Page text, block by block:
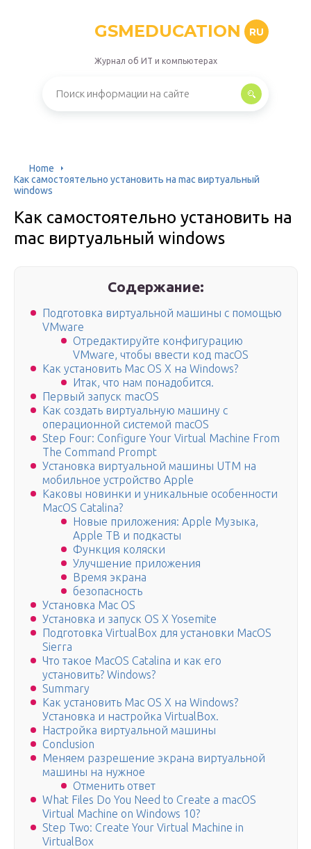
GSMEDUCATION RU
Журнал об ИТ и компьютерах
Home
Как самостоятельно установить на mac виртуальный
windows
Как самостоятельно установить на
mac виртуальный windows
Содержание:
Подготовка виртуальной машины с помощью
VMware
Отредактируйте конфигурацию
VMware, чтобы ввести код macOS
Как установить Mac OS X на Windows?
Итак, что нам понадобится.
Первый запуск macOS
Как создать виртуальную машину с
операционной системой macOS
Step Four: Configure Your Virtual Machine From
The Command Prompt
Установка виртуальной машины UTM на
мобильное устройство Apple
Каковы новинки и уникальные особенности
MacOS Catalina?
Новые приложения: Apple Музыка,
Apple ТВ и подкасты
Функция коляски
Улучшение приложения
Время экрана
безопасность
Установка Mac OS
Установка и запуск OS X Yosemite
Подготовка VirtualBox для установки MacOS
Sierra
Что такое MacOS Catalina и как его
установить? Windows?
Summary
Как установить Mac OS X на Windows?
Установка и настройка VirtualBox.
Настройка виртуальной машины
Conclusion
Меняем разрешение экрана виртуальной
машины на нужное
Отменить ответ
What Files Do You Need to Create a macOS
Virtual Machine on Windows 10?
Step Two: Create Your Virtual Machine in
VirtualBox